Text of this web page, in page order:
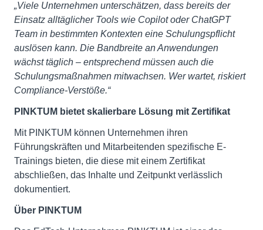
„Viele Unternehmen unterschätzen, dass bereits der
Einsatz alltäglicher Tools wie Copilot oder ChatGPT
Team in bestimmten Kontexten eine Schulungspflicht
auslösen kann. Die Bandbreite an Anwendungen
wächst täglich – entsprechend müssen auch die
Schulungsmaßnahmen mitwachsen. Wer wartet, riskiert
Compliance-Verstöße.“
PINKTUM bietet skalierbare Lösung mit Zertifikat
Mit PINKTUM können Unternehmen ihren
Führungskräften und Mitarbeitenden spezifische E-
Trainings bieten, die diese mit einem Zertifikat
abschließen, das Inhalte und Zeitpunkt verlässlich
dokumentiert.
Über PINKTUM